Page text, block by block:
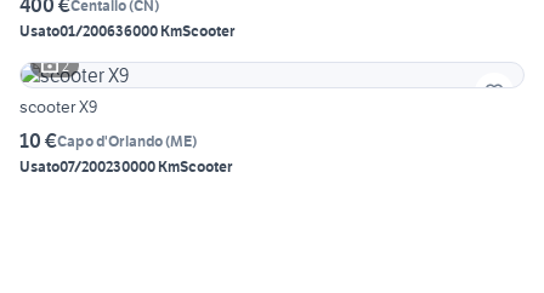
400 €Centallo(CN)
Usato01/200636000 KmScooter
2
scooter X9
10 €Capo d'Orlando(ME)
Usato07/200230000 KmScooter